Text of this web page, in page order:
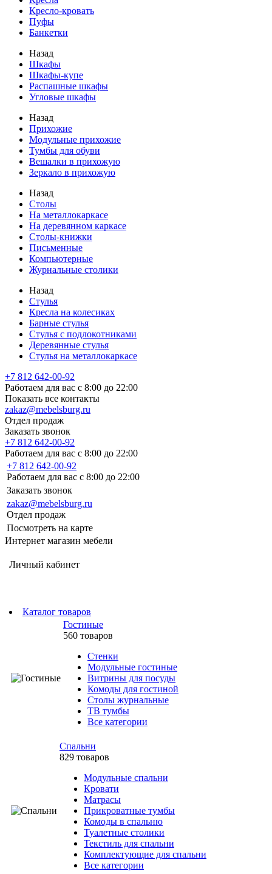
Кресло-кровать
Пуфы
Банкетки
Назад
Шкафы
Шкафы-купе
Распашные шкафы
Угловые шкафы
Назад
Прихожие
Модульные прихожие
Тумбы для обуви
Вешалки в прихожую
Зеркало в прихожую
Назад
Столы
На металлокаркасе
На деревянном каркасе
Столы-книжки
Письменные
Компьютерные
Журнальные столики
Назад
Стулья
Кресла на колесиках
Барные стулья
Стулья с подлокотниками
Деревянные стулья
Стулья на металлокаркасе
+7 812 642-00-92
Работаем для вас с 8:00 до 22:00
Показать все контакты
zakaz@mebelsburg.ru
Отдел продаж
Заказать звонок
+7 812 642-00-92
Работаем для вас с 8:00 до 22:00
+7 812 642-00-92
Работаем для вас с 8:00 до 22:00
Заказать звонок
zakaz@mebelsburg.ru
Отдел продаж
Посмотреть на карте
Интернет магазин мебели
Личный кабинет
Каталог товаров
Гостиные
560 товаров
Стенки
Модульные гостиные
Витрины для посуды
Комоды для гостиной
Столы журнальные
ТВ тумбы
Все категории
Спальни
829 товаров
Модульные спальни
Кровати
Матрасы
Прикроватные тумбы
Комоды в спальню
Туалетные столики
Текстиль для спальни
Комплектующие для спальни
Все категории